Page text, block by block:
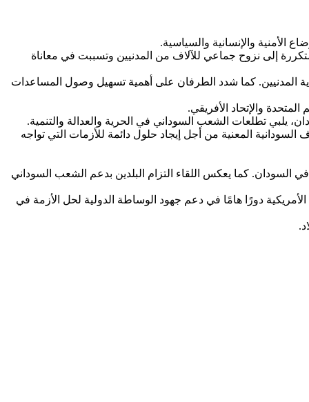
الأمنية والإنسانية والسياسية.
إلى نزوح جماعي للآلاف من المدنيين وتسببت في معاناة
المدنيين. كما شدد الطرفان على أهمية تسهيل وصول المساعدات
والإتحاد الأفريقي.
تطلعات الشعب السوداني في الحرية والعدالة والتنمية.
المعنية من أجل إيجاد حلول دائمة للأزمات التي تواجه
السودان. كما يعكس اللقاء التزام البلدين بدعم الشعب السوداني
الأمريكية دورًا هامًا في دعم جهود الوساطة الدولية لحل الأزمة في